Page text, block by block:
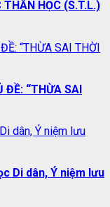
THẦN HỌC (S.T.L.)
“THỪA SAI THỜI
ĐỀ: “THỪA SAI
dân, Ý niệm lưu
Di dân, Ý niệm lưu